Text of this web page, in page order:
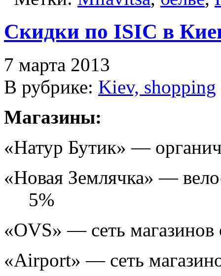
Скидки по ISIC в
7 марта 2013
В рубрике: Kiev, shopping
Магазины:
«Натур Бутик» —
«Новая Землячка» —
5%
«OVS» — cеть
«Airport» — сеть